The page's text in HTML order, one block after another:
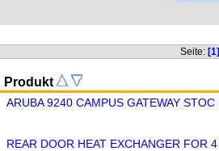
Seite: [1]
Produkt
ARUBA 9240 CAMPUS GATEWAY STOC
REAR DOOR HEAT EXCHANGER FOR 4